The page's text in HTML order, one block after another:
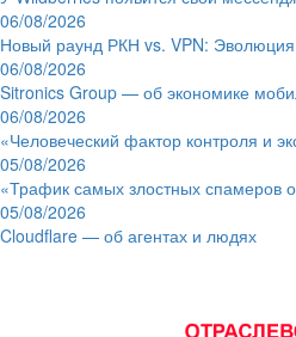
06/08/2026
Новый раунд РКН vs. VPN: Эволюция
06/08/2026
Sitronics Group — об экономике
06/08/2026
«Человеческий фактор контроля и
05/08/2026
«Трафик самых злостных спамеров
05/08/2026
Cloudflare — об агентах и людях